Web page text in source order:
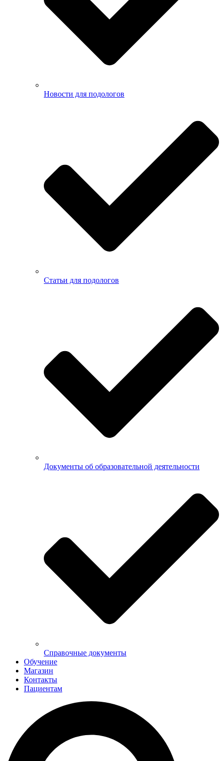
Новости для подологов
Статьи для подологов
Документы об образовательной деятельности
Справочные документы
Обучение
Магазин
Контакты
Пациентам